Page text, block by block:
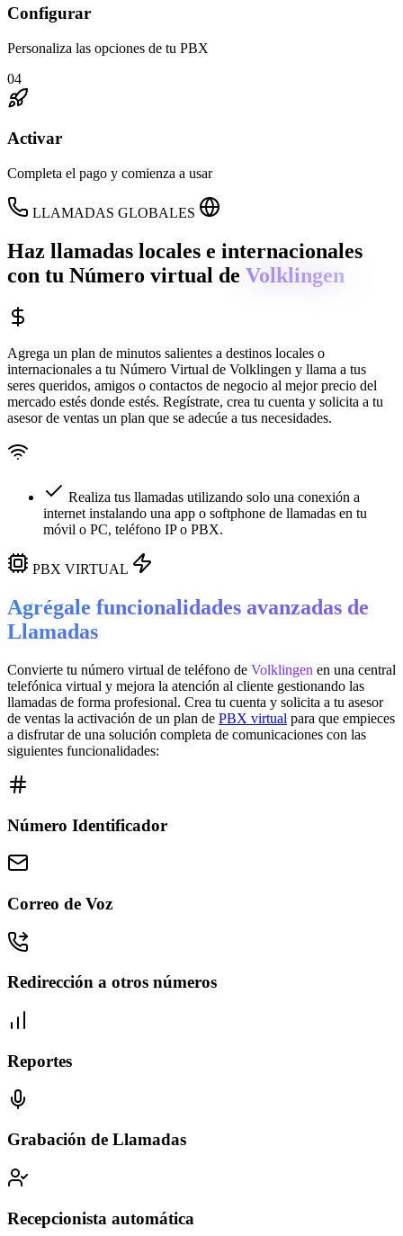
Configurar
Personaliza las opciones de tu PBX
04
Activar
Completa el pago y comienza a usar
LLAMADAS GLOBALES
Haz llamadas locales e internacionales
con tu Número virtual de Volklingen
Agrega un plan de minutos salientes a destinos locales o
internacionales a tu Número Virtual de Volklingen y llama a tus
seres queridos, amigos o contactos de negocio al mejor precio del
mercado estés donde estés. Regístrate, crea tu cuenta y solicita a tu
asesor de ventas un plan que se adecúe a tus necesidades.
Realiza tus llamadas utilizando solo una conexión a
internet instalando una app o softphone de llamadas en tu
móvil o PC, teléfono IP o PBX.
PBX VIRTUAL
Agrégale funcionalidades avanzadas de
Llamadas
Convierte tu número virtual de teléfono de Volklingen en una central
telefónica virtual y mejora la atención al cliente gestionando las
llamadas de forma profesional. Crea tu cuenta y solicita a tu asesor
de ventas la activación de un plan de PBX virtual para que empieces
a disfrutar de una solución completa de comunicaciones con las
siguientes funcionalidades:
Número Identificador
Correo de Voz
Redirección a otros números
Reportes
Grabación de Llamadas
Recepcionista automática